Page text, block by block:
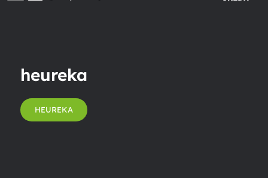
heureka
HEUREKA